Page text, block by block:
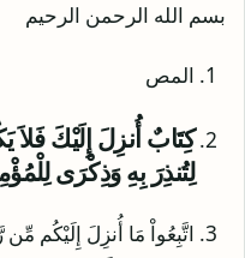
بسم الله الرحمن الرحيم
المص
كِتَابٌ أُنزِلَ إِلَيْكَ
لِتُنذِرَ بِهِ وَذِكْرَى
اتَّبِعُواْ مَا أُنزِلَ إِلَيْكُم مِّن